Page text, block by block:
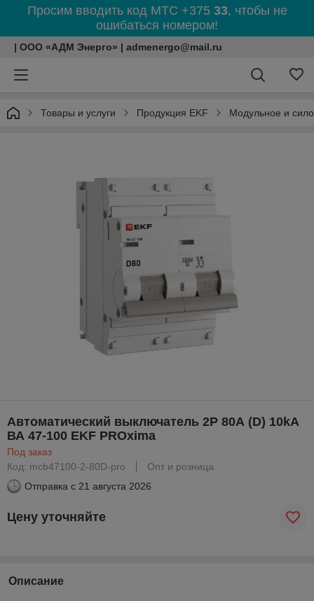
Просим вводить код МТС +375 33, чтобы не
ошибаться номером!
| ООО «АДМ Энерго» | admenergo@mail.ru
Товары и услуги Продукция EKF Модульное и
Автоматический выключатель 2P 80А (D) 10kA
ВА 47-100 EKF PROxima
Под заказ
Код: mcb47100-2-80D-pro
Опт и розница
Отправка с 21 августа 2026
Цену уточняйте
Описание